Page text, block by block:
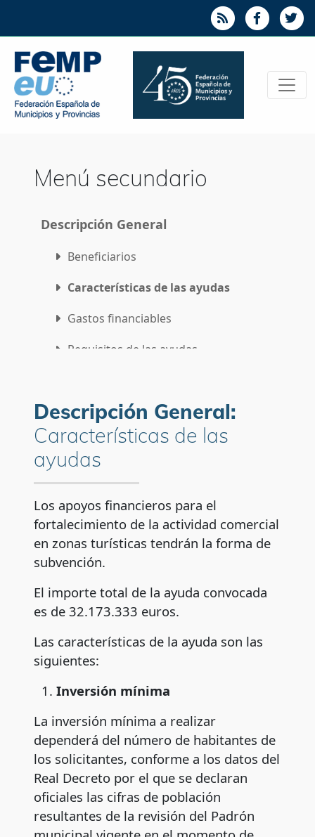
Menú secundario
Descripción General
Beneficiarios
Características de las ayudas
Gastos financiables
Requisitos de las ayudas
Solicitudes
Preguntas frecuentes
Contactos para la resolución de dudas
Descripción General:
Características de las
ayudas
Los apoyos financieros para el
fortalecimiento de la actividad comercial
en zonas turísticas tendrán la forma de
subvención.
El importe total de la ayuda convocada
es de 32.173.333 euros.
Las características de la ayuda son las
siguientes:
Inversión mínima
La inversión mínima a realizar
dependerá del número de habitantes de
los solicitantes, conforme a los datos del
Real Decreto por el que se declaran
oficiales las cifras de población
resultantes de la revisión del Padrón